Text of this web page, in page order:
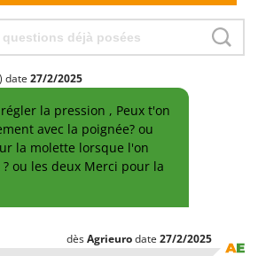
date 27/2/2025
la pression , Peux t'on
avec la poignée? ou
la molette lorsque l'on
ou les deux Merci pour la
dèsAgrieurodate 27/2/2025